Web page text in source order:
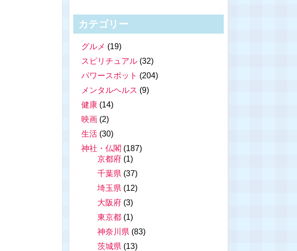
カテゴリー
グルメ (19)
スピリチュアル (32)
パワースポット (204)
メンタルヘルス (9)
健康 (14)
映画 (2)
生活 (30)
神社・仏閣 (187)
京都府 (1)
千葉県 (37)
埼玉県 (12)
大阪府 (3)
東京都 (1)
神奈川県 (83)
茨城県 (13)